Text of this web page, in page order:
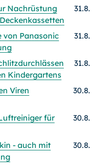
Nachrüstung
31.8.
von Panasonic
31.8.
Kindergartens
31.8.
Viren
30.8.
für
30.8.
- auch mit
30.8.